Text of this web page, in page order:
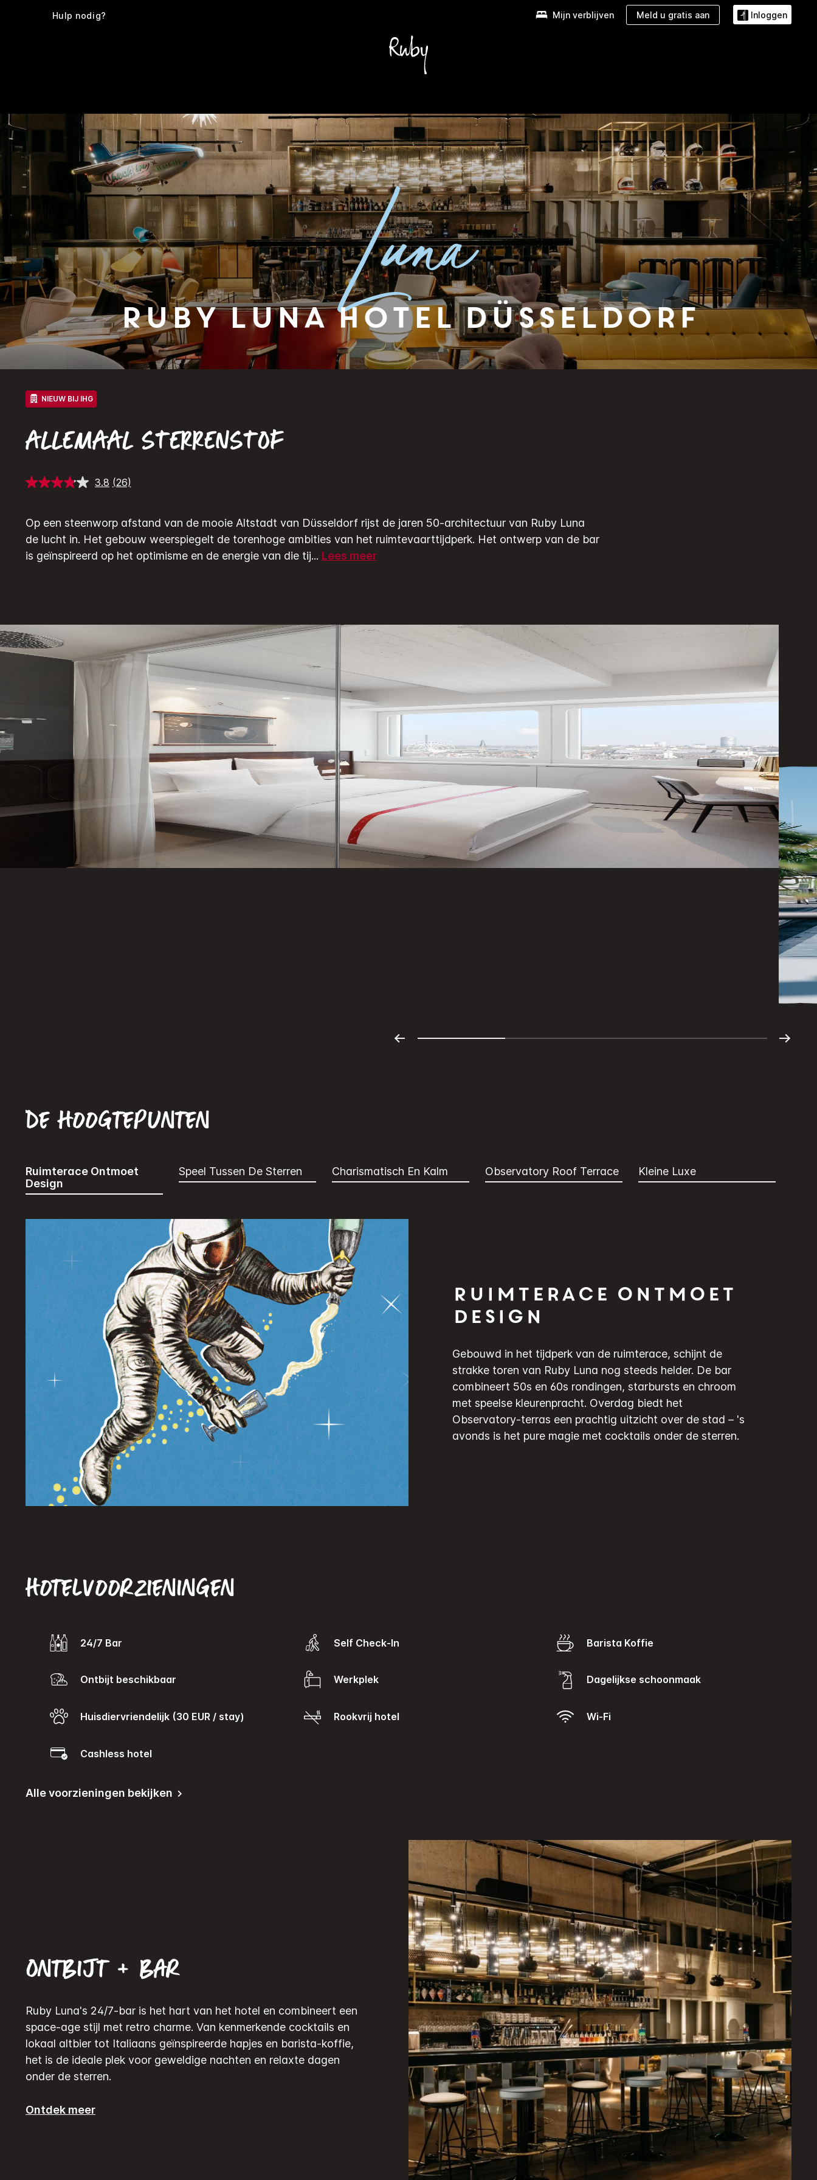
Hulp nodig? Mijn verblijven Meld u gratis aan Inloggen
Ruby Luna Hotel Düsseldorf
NIEUW BIJ IHG
ALLEMAAL STERRENSTOF
3.8 Lees
Dezelfde
paginalink.
(26)
Op een steenworp afstand van de mooie Altstadt van Düsseldorf rijst de jaren 50-architectuur van Ruby Luna
de lucht in. Het gebouw weerspiegelt de torenhoge ambities van het ruimtevaarttijdperk. Het ontwerp van de bar
is geïnspireerd op het optimisme en de energie van die tij... Lees meer
De hoogtepunten
Ruimterace Ontmoet
Design
Speel Tussen De Sterren Charismatisch En Kalm Observatory Roof Terrace Kleine Luxe
Ruimterace ontmoet
design
Gebouwd in het tijdperk van de ruimterace, schijnt de
strakke toren van Ruby Luna nog steeds helder. De bar
combineert 50s en 60s rondingen, starbursts en chroom
met speelse kleurenpracht. Overdag biedt het
Observatory-terras een prachtig uitzicht over de stad – 's
avonds is het pure magie met cocktails onder de sterren.
Hotelvoorzieningen
24/7 Bar Self Check-In Barista Koffie
Ontbijt beschikbaar Werkplek Dagelijkse schoonmaak
Huisdiervriendelijk (30 EUR / stay) Rookvrij hotel Wi-Fi
Cashless hotel
Alle voorzieningen bekijken
Ontbijt + bar
Ruby Luna's 24/7-bar is het hart van het hotel en combineert een
space-age stijl met retro charme. Van kenmerkende cocktails en
lokaal altbier tot Italiaans geïnspireerde hapjes en barista-koffie,
het is de ideale plek voor geweldige nachten en relaxte dagen
onder de sterren.
Ontdek meer